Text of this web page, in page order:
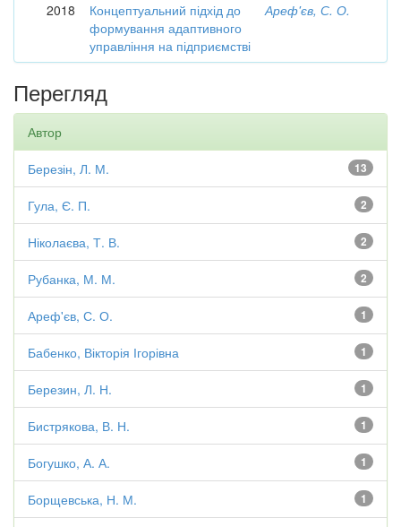
2018
Концептуальний підхід до
формування адаптивного
управління на підприємстві
Ареф'єв, С. О.
Перегляд
Автор
13
Березін, Л. М.
2
Гула, Є. П.
2
Ніколаєва, Т. В.
2
Рубанка, М. М.
1
Ареф'єв, С. О.
1
Бабенко, Вікторія Ігорівна
1
Березин, Л. Н.
1
Бистрякова, В. Н.
1
Богушко, А. А.
1
Борщевська, Н. М.